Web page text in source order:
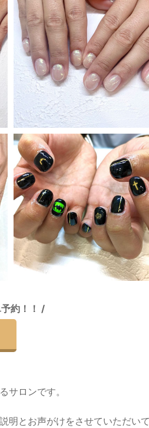
約！！ /
サロンです。
とお声がけをさせていただいて